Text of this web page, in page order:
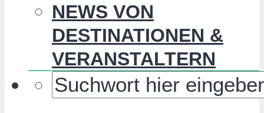
NEWS VON
DESTINATIONEN &
VERANSTALTERN